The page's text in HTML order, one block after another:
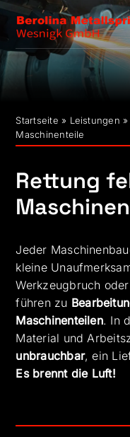
Zum
Inhalt
springen
Startseite » Leistungen »
Maschinenteile
Rettung
Jeder
kleine
Werkzeugbruch
führen zu
Maschinenteilen. In
Material und
unbrauchbar, ein
Es brennt die Luft!